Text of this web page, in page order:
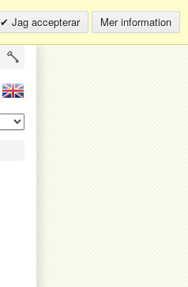
Jag accepterar Mer information